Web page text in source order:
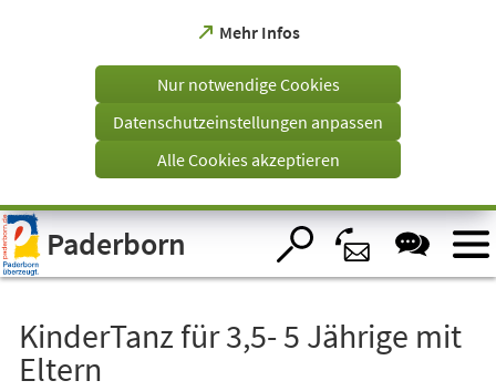
Visuelle
Assistenzsoftware
öffnen.
Mehr Infos
(Öffnet
einem
Tab)
Nur notwendige Cookies
Datenschutzeinstellungen anpassen
Alle Cookies akzeptieren
Paderborn
KinderTanz für 3,5- 5 Jährige mit
Eltern